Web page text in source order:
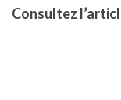
Consultez